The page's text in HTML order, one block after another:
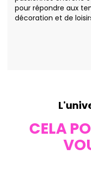
pour répondre aux
décoration et de
CELA